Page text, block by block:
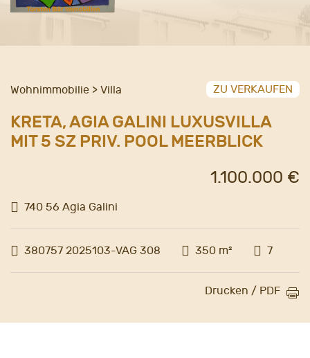
Wohnimmobilie > Villa ZU VERKAUFEN
KRETA, AGIA GALINI LUXUSVILLA
MIT 5 SZ PRIV. POOL MEERBLICK
740 56 Agia Galini
1.100.000 €
380757 2025103-VAG 308 350 m² 7
Drucken / PDF